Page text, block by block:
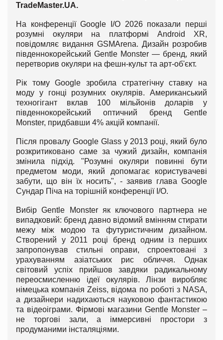
TradeMaster.UA.
На конференції Google I/O 2026 показали перші
розумні окуляри на платформі Android XR,
повідомляє видання GSMArena. Дизайн розробив
південнокорейський Gentle Monster — бренд, який
перетворив окуляри на фешн-культ та арт-об'єкт.
Рік тому Google зробила стратегічну ставку на
моду у гонці розумних окулярів. Американський
техногігант вклав 100 мільйонів доларів у
південнокорейський оптичний бренд Gentle
Monster, придбавши 4% акцій компанії.
Після провалу Google Glass у 2013 році, який було
розкритиковано саме за чужий дизайн, компанія
змінила підхід. "Розумні окуляри повинні бути
предметом моди, який допомагає користувачеві
забути, що він їх носить", - заявив глава Google
Сундар Піча на торішній конференції I/O.
Вибір Gentle Monster як ключового партнера не
випадковий: бренд давно відомий вмінням стирати
межу між модою та футуристичним дизайном.
Створений у 2011 році бренд одним із перших
запропонував стильні оправи, спроектовані з
урахуванням азіатських рис обличчя. Однак
світовий успіх прийшов завдяки радикальному
переосмисленню ідеї окулярів. Лінзи виробляє
німецька компанія Zeiss, відома по роботі з NASA,
а дизайнери надихаються науковою фантастикою
та відеоіграми. Фірмові магазини Gentle Monster –
не торгові зали, а іммерсивні простори з
продуманими інсталяціями.